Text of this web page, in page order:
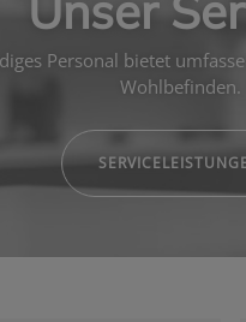
Personal bietet
Wohlbefinden.